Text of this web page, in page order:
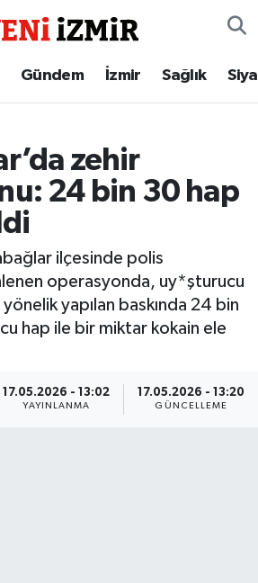
Gündem İzmir Sağlık
zehir
24 bin 30 hap
ilçesinde polis
operasyonda, uy*şturucu
yapılan baskında 24 bin
hap ile bir miktar kokain ele
17.05.2026 - 13:02
YAYINLANMA
17.05.2026 - 13:20
GÜNCELLEME
Haritası
Durumu ve Fikstür